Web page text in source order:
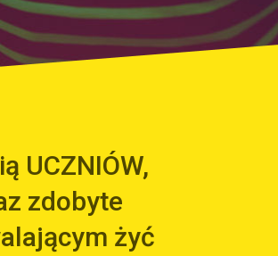
UCZNIÓW,
zdobyte
żyć